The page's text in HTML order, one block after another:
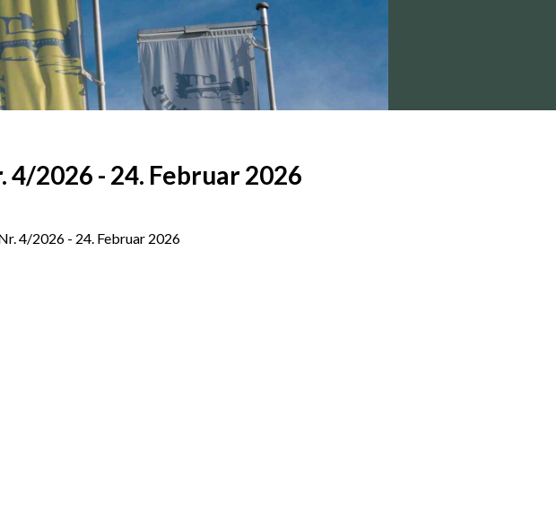
2026 - 24. Februar 2026
4/2026 - 24. Februar 2026